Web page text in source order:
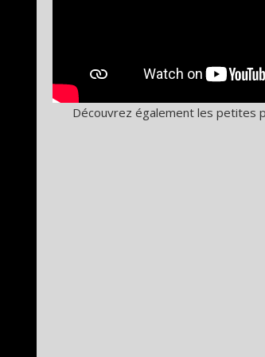
Découvrez également les petites